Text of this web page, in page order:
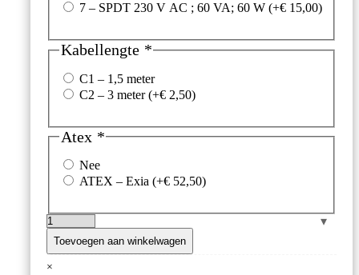
7 – SPDT 230 V AC ; 60 VA; 60 W (+€ 15,00)
Kabellengte *
C1 – 1,5 meter
C2 – 3 meter(+€ 2,50)
Atex *
Nee
ATEX – Exia (+€ 52,50)
Senseca
Vlotterschakelaar
'S1.F49'
–
Toevoegen aan winkelwagen
×